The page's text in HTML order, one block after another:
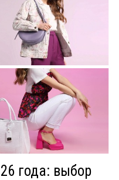
года: выбор